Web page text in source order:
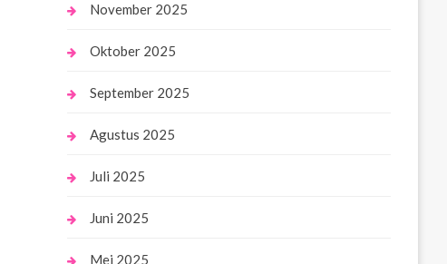
November 2025
Oktober 2025
September 2025
Agustus 2025
Juli 2025
Juni 2025
Mei 2025